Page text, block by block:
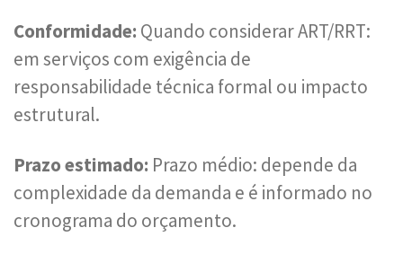
Conformidade: Quando considerar ART/RRT:
em serviços com exigência de
responsabilidade técnica formal ou impacto
estrutural.
Prazo estimado: Prazo médio: depende da
complexidade da demanda e é informado no
cronograma do orçamento.